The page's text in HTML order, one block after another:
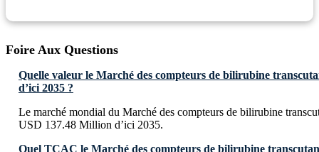
Foire Aux Questions
Quelle valeur le Marché des compteurs de bilirubine
d’ici 2035 ?
Le marché mondial du Marché des compteurs de bilirubine
USD 137.48 Million d’ici 2035.
Quel TCAC le Marché des compteurs de bilirubine